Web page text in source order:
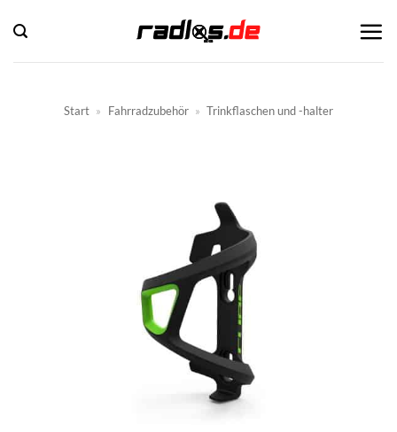
Inhalt
springen
Start » Fahrradzubehör » Trinkflaschen und -halter